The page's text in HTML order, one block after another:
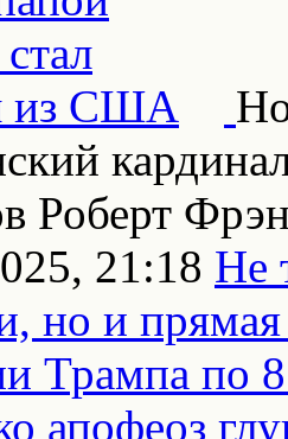
Роберт
21:18 Не
но и
Трампа по